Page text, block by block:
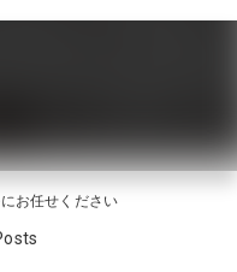
お任せください